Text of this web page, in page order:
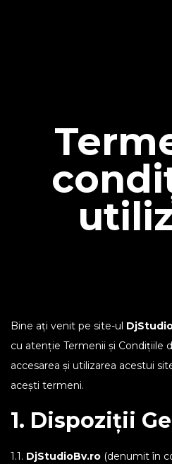
Bine ați venit pe site-ul
cu atenție Termenii și Condițiile
accesarea și utilizarea acestui
acești termeni.
1. Dispoziții
1.1. DjStudioBv.ro (denumit în